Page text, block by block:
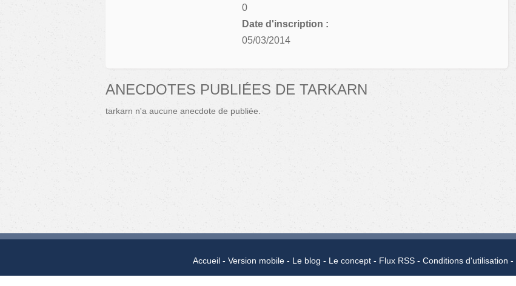
0
Date d'inscription :
05/03/2014
ANECDOTES PUBLIÉES DE TARKARN
tarkarn n'a aucune anecdote de publiée.
Accueil Version mobile Le blog Le concept Flux RSS Conditions d'utilisation